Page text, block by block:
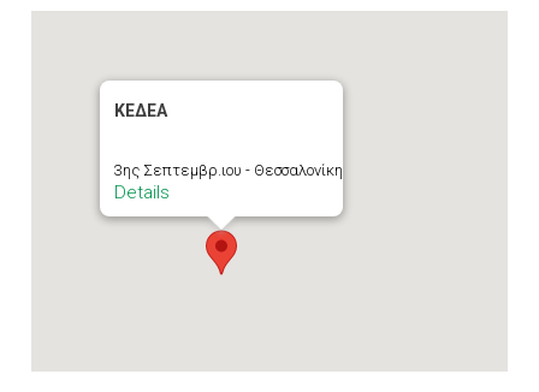
ΚΕΔΕΑ
3ης Σεπτεμβρ.ιου - Θεσσαλονίκη
Details